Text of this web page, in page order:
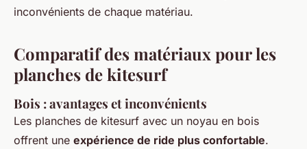
inconvénients de chaque matériau.
Comparatif des matériaux pour les
planches de kitesurf
Bois : avantages et inconvénients
Les planches de kitesurf avec un noyau en bois
offrent une expérience de ride plus confortable.